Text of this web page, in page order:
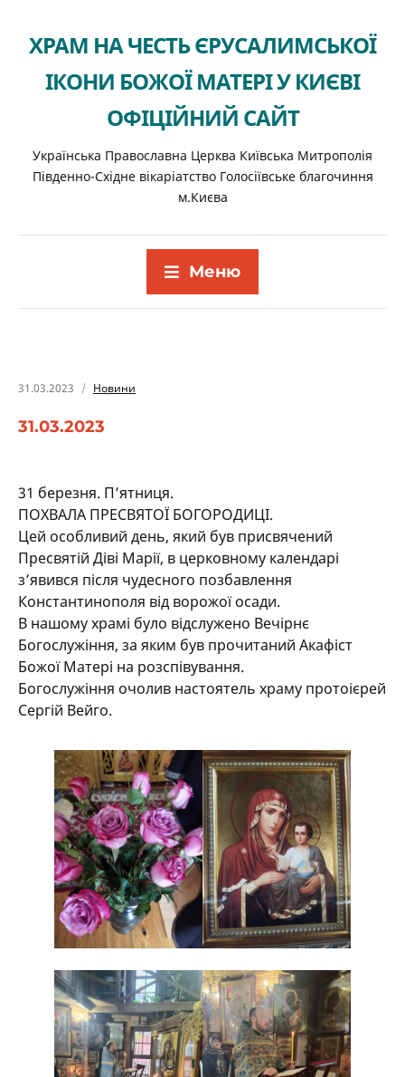
ХРАМ НА ЧЕСТЬ ЄРУСАЛИМСЬКОЇ
ІКОНИ БОЖОЇ МАТЕРІ У КИЄВІ
ОФІЦІЙНИЙ САЙТ
Українська Православна Церква Київська Митрополія
Південно-Східне вікаріатство Голосіївське благочиння
м.Києва
Меню
31.03.2023 Новини
31.03.2023
31 березня. П’ятниця.
ПОХВАЛА ПРЕСВЯТОЇ БОГОРОДИЦІ.
Цей особливий день, який був присвячений
Пресвятій Діві Марії, в церковному календарі
з’явився після чудесного позбавлення
Константинополя від ворожої осади.
В нашому храмі було відслужено Вечірнє
Богослужіння, за яким був прочитаний Акафіст
Божої Матері на розспівування.
Богослужіння очолив настоятель храму протоієрей
Сергій Вейго.